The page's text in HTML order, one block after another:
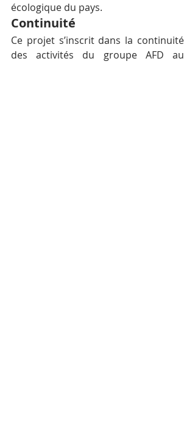
écologique du pays.
Continuité
Ce projet s’inscrit dans la continuité
des activités du groupe AFD au